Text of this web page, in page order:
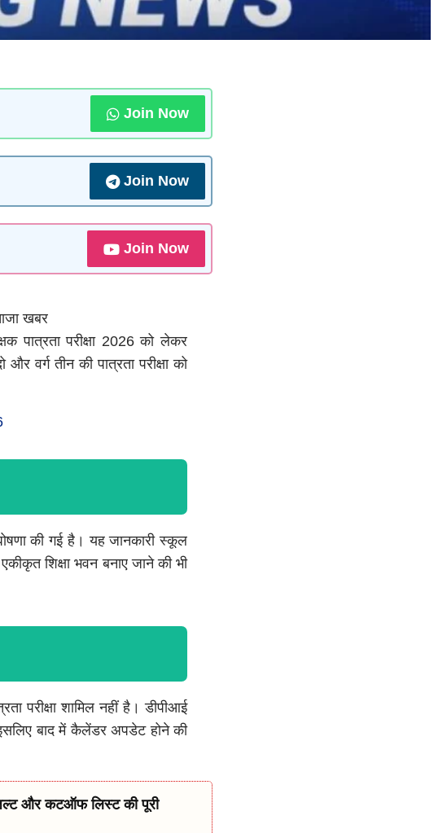
Join Now
Join Now
Join Now
खबर
पात्रता परीक्षा 2026 को लेकर
वर्ग तीन की पात्रता परीक्षा को
की गई है। यह जानकारी स्कूल
शिक्षा भवन बनाए जाने की भी
परीक्षा शामिल नहीं है। डीपीआई
बाद में कैलेंडर अपडेट होने की
और कटऑफ लिस्ट की पूरी